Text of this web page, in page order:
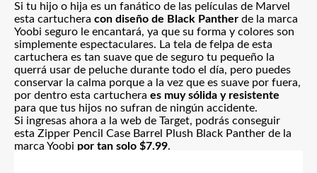
Si tu hijo o hija es un fanático de las películas de Marvel
esta cartuchera con diseño de Black Panther de la marca
Yoobi seguro le encantará, ya que su forma y colores son
simplemente espectaculares. La tela de felpa de esta
cartuchera es tan suave que de seguro tu pequeño la
querrá usar de peluche durante todo el día, pero puedes
conservar la calma porque a la vez que es suave por fuera,
por dentro esta cartuchera es muy sólida y resistente
para que tus hijos no sufran de ningún accidente.
Si ingresas ahora a la web de Target, podrás conseguir
esta Zipper Pencil Case Barrel Plush Black Panther de la
marca Yoobi por tan solo $7.99.